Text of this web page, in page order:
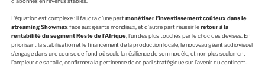
L’équation est complexe : il faudra d’une partmonétiser l’investissement coûteux dans le
streaming Showmaxface aux géants mondiaux, et d’autre part réussir leretour à la
rentabilité du segment Reste de l’Afrique, l’un des plus touchés par le choc des devises. En
priorisant la stabilisation et le financement de la production locale, le nouveau géant audiovisuel
s’engage dans une course de fond où seule la résilience de son modèle, et non plus seulement
l’ampleur de sa taille, confirmera la pertinence de ce pari stratégique sur l’avenir du continent.